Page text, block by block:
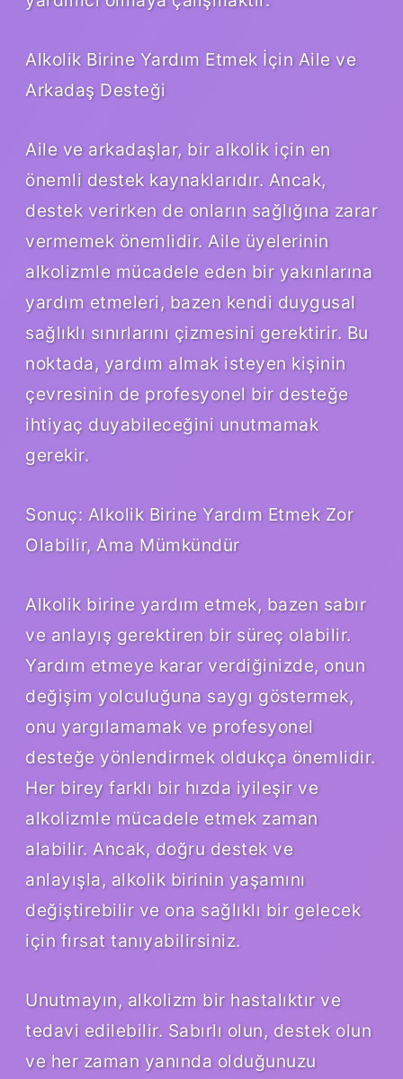
Alkolik Birine Yardım Etmek İçin Aile ve
Arkadaş Desteği
Aile ve arkadaşlar, bir alkolik için en
önemli destek kaynaklarıdır. Ancak,
destek verirken de onların sağlığına zarar
vermemek önemlidir. Aile üyelerinin
alkolizmle mücadele eden bir yakınlarına
yardım etmeleri, bazen kendi duygusal
sağlıklı sınırlarını çizmesini gerektirir. Bu
noktada, yardım almak isteyen kişinin
çevresinin de profesyonel bir desteğe
ihtiyaç duyabileceğini unutmamak
gerekir.
Sonuç: Alkolik Birine Yardım Etmek Zor
Olabilir, Ama Mümkündür
Alkolik birine yardım etmek, bazen sabır
ve anlayış gerektiren bir süreç olabilir.
Yardım etmeye karar verdiğinizde, onun
değişim yolculuğuna saygı göstermek,
onu yargılamamak ve profesyonel
desteğe yönlendirmek oldukça önemlidir.
Her birey farklı bir hızda iyileşir ve
alkolizmle mücadele etmek zaman
alabilir. Ancak, doğru destek ve
anlayışla, alkolik birinin yaşamını
değiştirebilir ve ona sağlıklı bir gelecek
için fırsat tanıyabilirsiniz.
Unutmayın, alkolizm bir hastalıktır ve
tedavi edilebilir. Sabırlı olun, destek olun
ve her zaman yanında olduğunuzu